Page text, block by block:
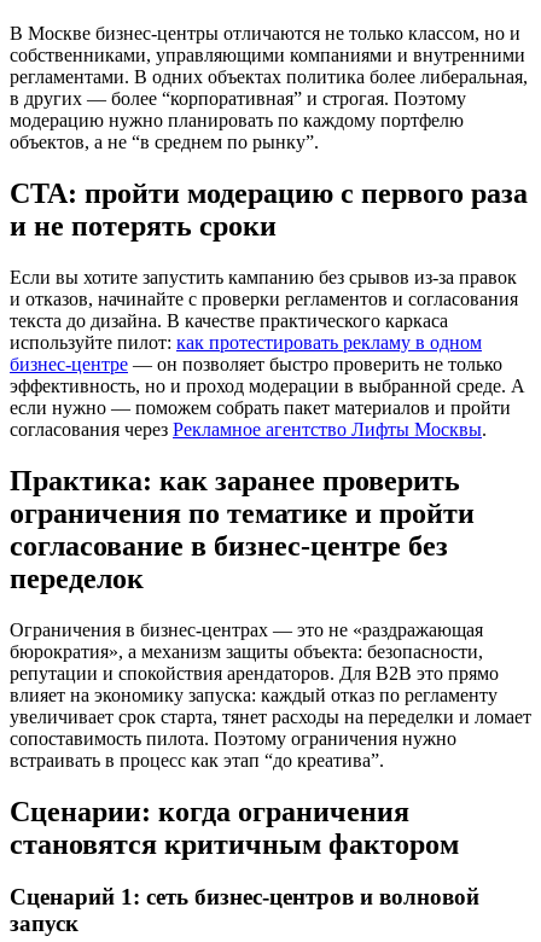
В Москве бизнес-центры отличаются не только классом, но и
собственниками, управляющими компаниями и внутренними
регламентами. В одних объектах политика более либеральная,
в других — более “корпоративная” и строгая. Поэтому
модерацию нужно планировать по каждому портфелю
объектов, а не “в среднем по рынку”.
CTA: пройти модерацию с первого раза
и не потерять сроки
Если вы хотите запустить кампанию без срывов из-за правок
и отказов, начинайте с проверки регламентов и согласования
текста до дизайна. В качестве практического каркаса
используйте пилот: как протестировать рекламу в одном
бизнес-центре — он позволяет быстро проверить не только
эффективность, но и проход модерации в выбранной среде. А
если нужно — поможем собрать пакет материалов и пройти
согласования через Рекламное агентство Лифты Москвы.
Практика: как заранее проверить
ограничения по тематике и пройти
согласование в бизнес-центре без
переделок
Ограничения в бизнес-центрах — это не «раздражающая
бюрократия», а механизм защиты объекта: безопасности,
репутации и спокойствия арендаторов. Для B2B это прямо
влияет на экономику запуска: каждый отказ по регламенту
увеличивает срок старта, тянет расходы на переделки и ломает
сопоставимость пилота. Поэтому ограничения нужно
встраивать в процесс как этап “до креатива”.
Сценарии: когда ограничения
становятся критичным фактором
Сценарий 1: сеть бизнес-центров и волновой
запуск